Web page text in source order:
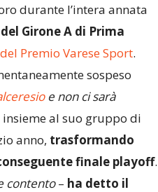
durante l’intera annata
Girone A di Prima
Premio Varese Sport.
sospeso
e non ci sarà
al suo gruppo di
anno, trasformando
finale playoff.
contento– ha detto il